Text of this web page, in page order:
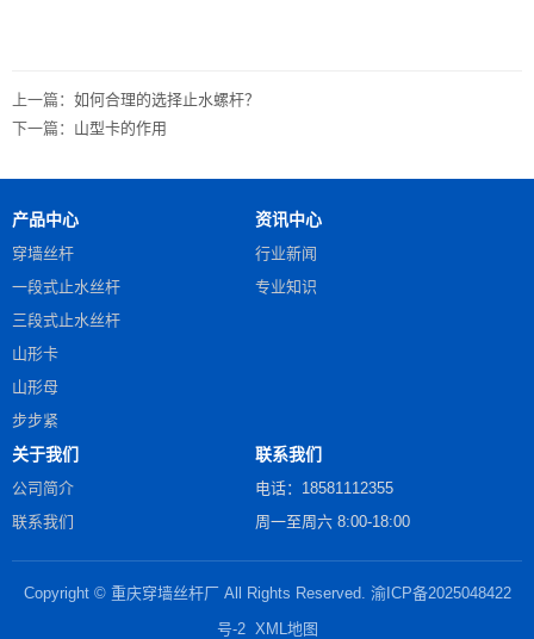
上一篇： 如何合理的选择止水螺杆？
下一篇： 山型卡的作用
产品中心
穿墙丝杆
一段式止水丝杆
三段式止水丝杆
山形卡
山形母
步步紧
资讯中心
行业新闻
专业知识
关于我们
公司简介
联系我们
联系我们
电话：18581112355
周一至周六 8:00-18:00
Copyright © 重庆穿墙丝杆厂 All Rights Reserved. 渝ICP备2025048422
号-2 XML地图